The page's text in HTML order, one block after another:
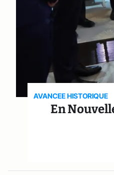
AVANCEE HISTORIQUE
En